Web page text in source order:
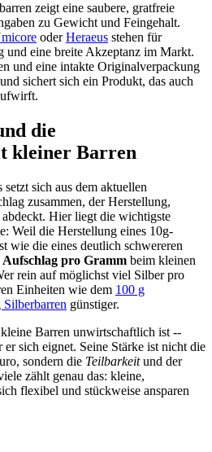
zeigt eine saubere, gratfreie
zu Gewicht und Feingehalt.
oderHeraeus stehen für
und eine breite Akzeptanz im Markt.
und eine intakte Originalverpackung
sichert sich ein Produkt, das auch
die
kleiner Barren
sich aus dem aktuellen
zusammen, der Herstellung,
Hier liegt die wichtigste
Weil die Herstellung eines 10g-
wie die eines deutlich schwereren
Aufschlag pro Gramm beim kleinen
rein auf möglichst viel Silber pro
Einheiten wie dem 100 g
Silberbarren günstiger.
Barren unwirtschaftlich ist --
sich eignet. Seine Stärke ist nicht die
sondern die Teilbarkeitund der
zählt genau das: kleine,
flexibel und stückweise ansparen